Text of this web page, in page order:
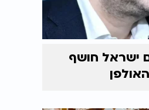
ישראל חושף